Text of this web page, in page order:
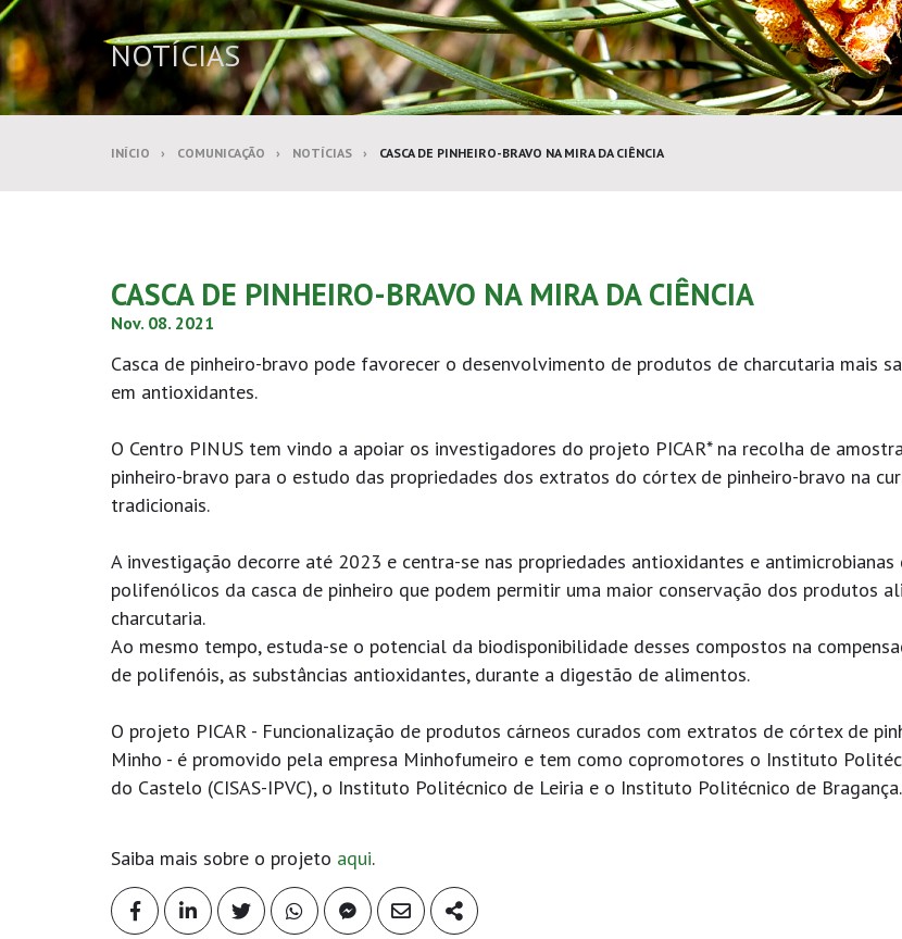
NOTÍCIAS
INÍCIO COMUNICAÇÃO NOTÍCIAS CASCA DE PINHEIRO-BRAVO NA MIRA DA CIÊNCIA
CASCA DE PINHEIRO-BRAVO NA MIRA DA CIÊNCIA
Nov. 08. 2021
Casca de pinheiro-bravo pode favorecer o desenvolvimento de produtos de charcutaria mais
em antioxidantes.
O Centro PINUS tem vindo a apoiar os investigadores do projeto PICAR* na recolha de
pinheiro-bravo para o estudo das propriedades dos extratos do córtex de pinheiro-bravo na
tradicionais.
A investigação decorre até 2023 e centra-se nas propriedades antioxidantes e
polifenólicos da casca de pinheiro que podem permitir uma maior conservação dos produtos
charcutaria.
Ao mesmo tempo, estuda-se o potencial da biodisponibilidade desses compostos na
de polifenóis, as substâncias antioxidantes, durante a digestão de alimentos.
O projeto PICAR - Funcionalização de produtos cárneos curados com extratos de córtex de
Minho - é promovido pela empresa Minhofumeiro e tem como copromotores o Instituto
do Castelo (CISAS-IPVC), o Instituto Politécnico de Leiria e o Instituto Politécnico de Bragança.
Saiba mais sobre o projeto aqui.